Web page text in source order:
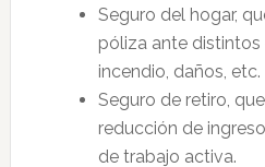
Seguro del hogar,
póliza ante
incendio, daños, etc.
Seguro de retiro,
reducción de
de trabajo activa.